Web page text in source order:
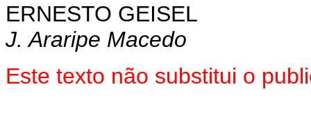
ERNESTO GEISEL
J. Araripe Macedo
Este texto não substitui o